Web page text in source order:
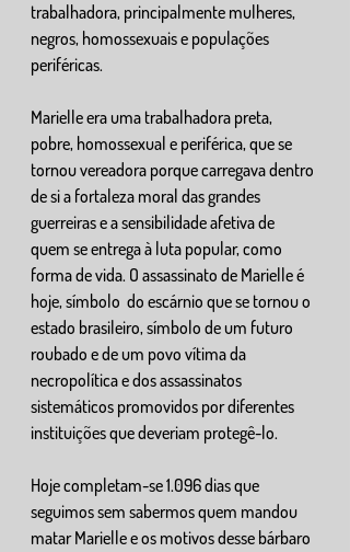
trabalhadora, principalmente mulheres,
negros, homossexuais e populações
periféricas.
Marielle era uma trabalhadora preta,
pobre, homossexual e periférica, que se
tornou vereadora porque carregava dentro
de si a fortaleza moral das grandes
guerreiras e a sensibilidade afetiva de
quem se entrega à luta popular, como
forma de vida. O assassinato de Marielle é
hoje, símbolo  do escárnio que se tornou o
estado brasileiro, símbolo de um futuro
roubado e de um povo vítima da
necropolítica e dos assassinatos
sistemáticos promovidos por diferentes
instituições que deveriam protegê-lo.
Hoje completam-se 1.096 dias que
seguimos sem sabermos quem mandou
matar Marielle e os motivos desse bárbaro